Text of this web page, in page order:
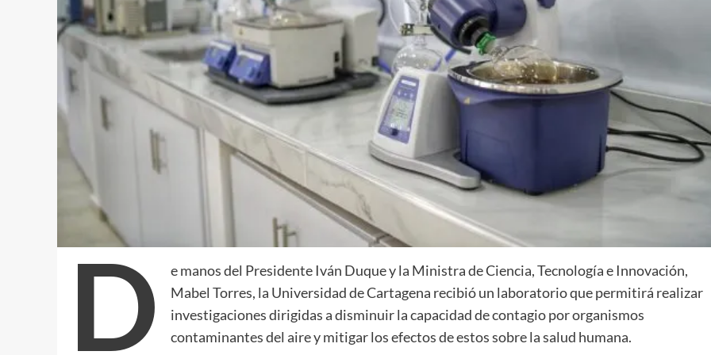
D
e manos del Presidente Iván Duque y la Ministra de Ciencia, Tecnología e Innovación,
Mabel Torres, la Universidad de Cartagena recibió un laboratorio que permitirá realizar
investigaciones dirigidas a disminuir la capacidad de contagio por organismos
contaminantes del aire y mitigar los efectos de estos sobre la salud humana.